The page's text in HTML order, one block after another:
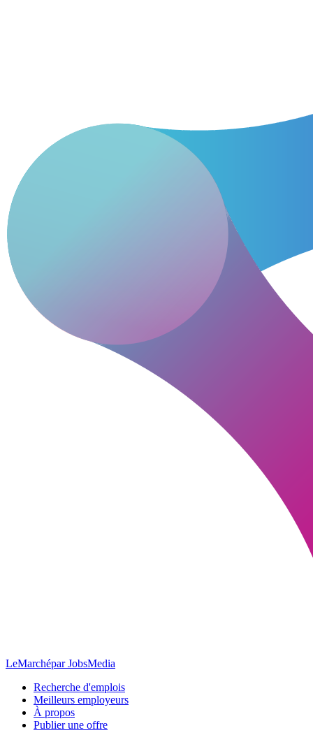
LeMarchépar JobsMedia
Recherche d'emplois
Meilleurs employeurs
À propos
Publier une offre